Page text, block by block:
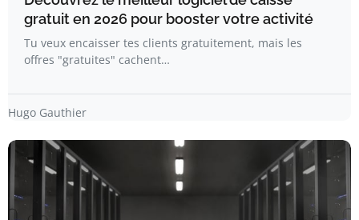
gratuit en 2026 pour booster votre activité
Tu veux encaisser tes clients gratuitement, mais les
offres "gratuites" cachent…
Hugo Gauthier